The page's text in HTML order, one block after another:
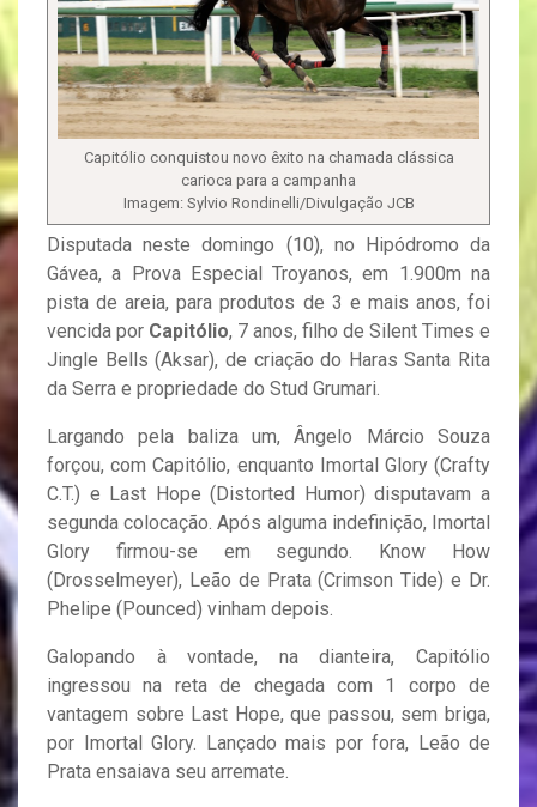
Capitólio conquistou novo êxito na chamada clássica
carioca para a campanha
Imagem: Sylvio Rondinelli/Divulgação JCB
Disputada neste domingo (10), no Hipódromo da
Gávea, a Prova Especial Troyanos, em 1.900m na
pista de areia, para produtos de 3 e mais anos, foi
vencida por Capitólio, 7 anos, filho de Silent Times e
Jingle Bells (Aksar), de criação do Haras Santa Rita
da Serra e propriedade do Stud Grumari.
Largando pela baliza um, Ângelo Márcio Souza
forçou, com Capitólio, enquanto Imortal Glory (Crafty
C.T.) e Last Hope (Distorted Humor) disputavam a
segunda colocação. Após alguma indefinição, Imortal
Glory firmou-se em segundo. Know How
(Drosselmeyer), Leão de Prata (Crimson Tide) e Dr.
Phelipe (Pounced) vinham depois.
Galopando à vontade, na dianteira, Capitólio
ingressou na reta de chegada com 1 corpo de
vantagem sobre Last Hope, que passou, sem briga,
por Imortal Glory. Lançado mais por fora, Leão de
Prata ensaiava seu arremate.